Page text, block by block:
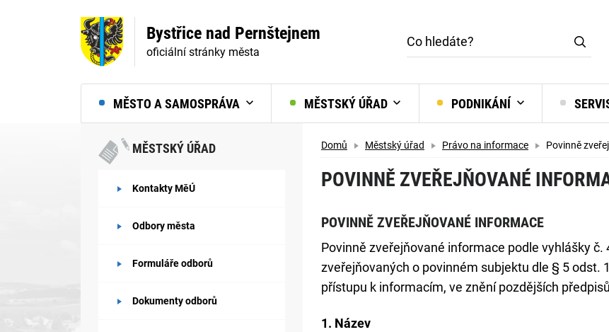
MĚSTO A SAMOSPRÁVA MĚSTSKÝ ÚŘAD PODNIKÁNÍ
Bystřice nad Pernštejnem
oficiální stránky města
MĚSTSKÝ ÚŘAD
Kontakty MěÚ
Odbory města
Formuláře odborů
Dokumenty odborů
Domů Městský úřad Právo na informace Povinně
POVINNĚ ZVEŘEJŇOVANÉ
POVINNĚ ZVEŘEJŇOVANÉ INFORMACE
Povinně zveřejňované informace podle vyhlášky
zveřejňovaných o povinném subjektu dle § 5 odst.
přístupu k informacím, ve znění pozdějších
1. Název